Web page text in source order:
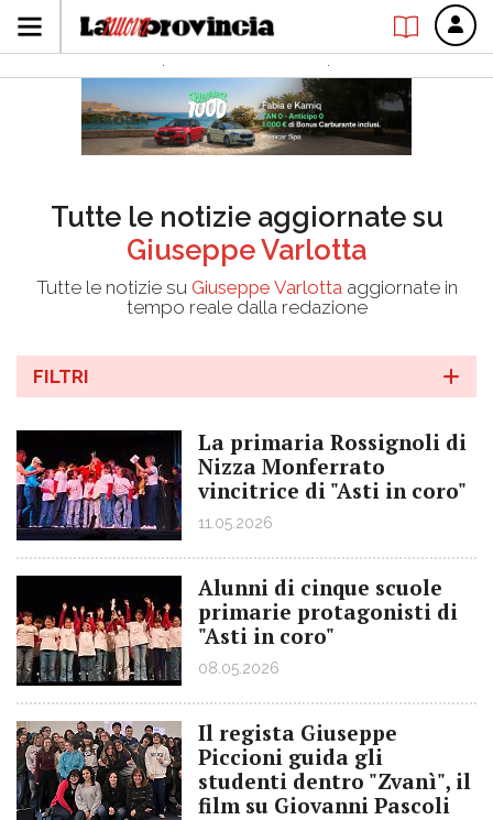
Tutte le notizie aggiornate su
Giuseppe Varlotta
Tutte le notizie su Giuseppe Varlottaaggiornate in
tempo reale dalla redazione
FILTRI
La primaria Rossignoli di
Nizza Monferrato
vincitrice di "Asti in coro"
11.05.2026
Alunni di cinque scuole
primarie protagonisti di
"Asti in coro"
08.05.2026
Il regista Giuseppe
Piccioni guida gli
studenti dentro "Zvanì", il
film su Giovanni Pascoli